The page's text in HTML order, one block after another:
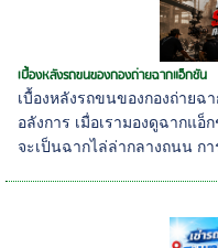
เบื้องหลังรถขนของกองถ่ายฉากแอ็กชัน
เบื้องหลังรถขนของกองถ่ายฉ
อลังการ เมื่อเรามองดูฉากแอ็
จะเป็นฉากไล่ล่ากลางถนน ก